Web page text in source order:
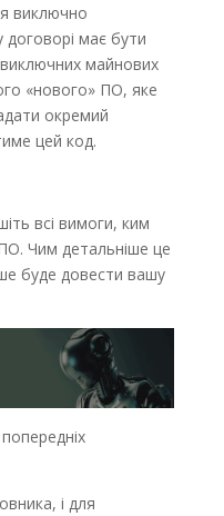
виключно
має бути
майнових
«нового» ПО, яке
окремий
цей код.
всі вимоги, ким
Чим детальніше це
буде довести вашу
і для